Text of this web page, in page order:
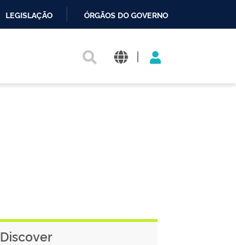
LEGISLAÇÃO ÓRGÃOS DO GOVERNO
|
Discover